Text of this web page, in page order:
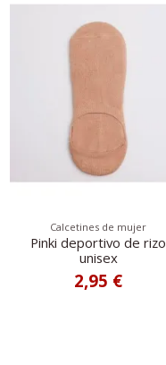
Calcetines de mujer
Pinki deportivo de rizo
unisex
2,95 €